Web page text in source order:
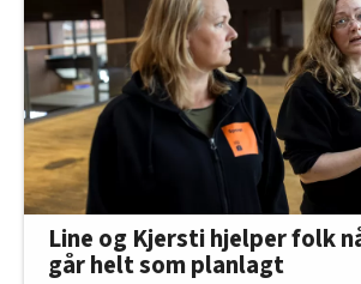
Line og Kjersti hjelper folk
går helt som planlagt